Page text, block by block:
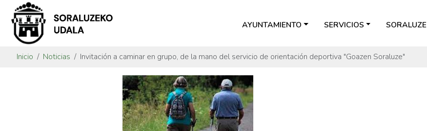
AYUNTAMIENTO SERVICIOS SORALUZE
Inicio Noticias Invitación a caminar en grupo, de la mano del servicio de orientación deportiva "Goazen Soraluze"